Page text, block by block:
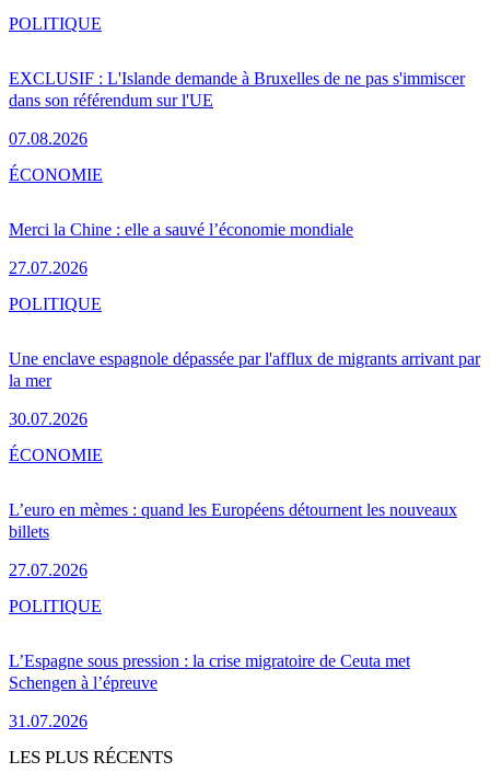
EXCLUSIF : L'Islande demande à Bruxelles de ne pas s'immiscer
dans son référendum sur l'UE
07.08.2026
POLITIQUE
Merci la Chine : elle a sauvé l’économie mondiale
27.07.2026
ÉCONOMIE
Une enclave espagnole dépassée par l'afflux de migrants arrivant par
la mer
30.07.2026
POLITIQUE
L’euro en mèmes : quand les Européens détournent les nouveaux
billets
27.07.2026
ÉCONOMIE
L’Espagne sous pression : la crise migratoire de Ceuta met
Schengen à l’épreuve
31.07.2026
POLITIQUE
LES PLUS RÉCENTS